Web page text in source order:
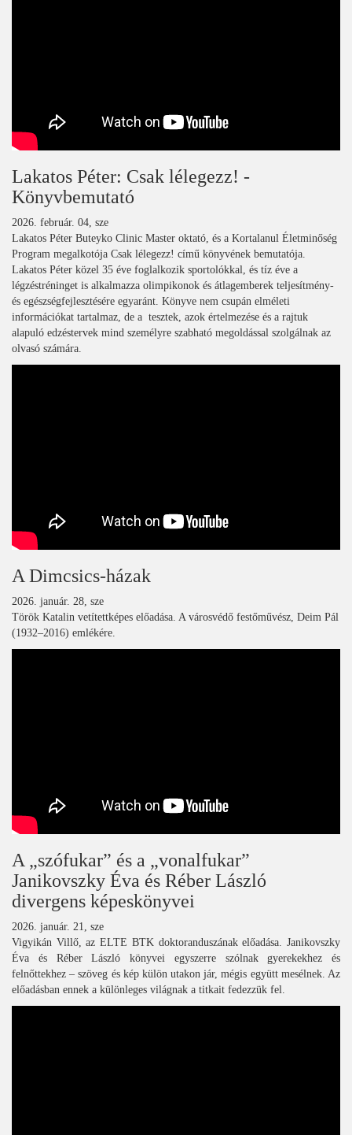
Lakatos Péter: Csak lélegezz! -
Könyvbemutató
2026. február. 04, sze
Lakatos Péter Buteyko Clinic Master oktató, és a Kortalanul Életminőség
Program megalkotója Csak lélegezz! című könyvének bemutatója.
Lakatos Péter közel 35 éve foglalkozik sportolókkal, és tíz éve a
légzéstréninget is alkalmazza olimpikonok és átlagemberek teljesítmény-
és egészségfejlesztésére egyaránt. Könyve nem csupán elméleti
információkat tartalmaz, de a tesztek, azok értelmezése és a rajtuk
alapuló edzéstervek mind személyre szabható megoldással szolgálnak az
olvasó számára.
A Dimcsics-házak
2026. január. 28, sze
Török Katalin vetítettképes előadása. A városvédő festőművész, Deim Pál
(1932–2016) emlékére.
A „szófukar” és a „vonalfukar”
Janikovszky Éva és Réber László
divergens képeskönyvei
2026. január. 21, sze
Vigyikán Villő, az ELTE BTK doktoranduszának előadása. Janikovszky
Éva és Réber László könyvei egyszerre szólnak gyerekekhez és
felnőttekhez – szöveg és kép külön utakon jár, mégis együtt mesélnek. Az
előadásban ennek a különleges világnak a titkait fedezzük fel.